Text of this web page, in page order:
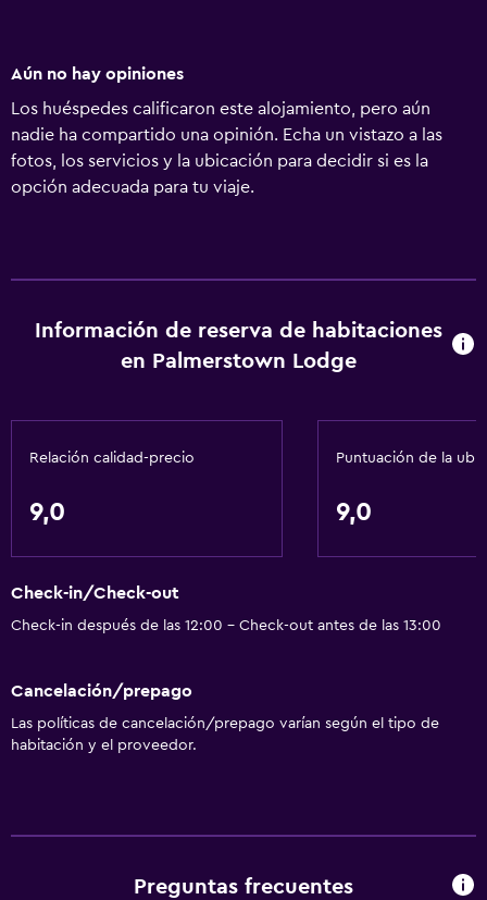
Aún no hay opiniones
Los huéspedes calificaron este alojamiento, pero aún
nadie ha compartido una opinión. Echa un vistazo a las
fotos, los servicios y la ubicación para decidir si es la
opción adecuada para tu viaje.
Información de reserva de habitaciones
en Palmerstown Lodge
Relación calidad-precio
9,0
Puntuación de la
9,0
Check-in/Check-out
Check-in después de las 12:00 - Check-out antes de las 13:00
Cancelación/prepago
Las políticas de cancelación/prepago varían según el tipo de
habitación y el proveedor.
Preguntas frecuentes